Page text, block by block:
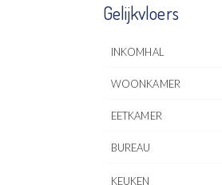
Gelijkvloers
INKOMHAL
WOONKAMER
EETKAMER
BUREAU
KEUKEN